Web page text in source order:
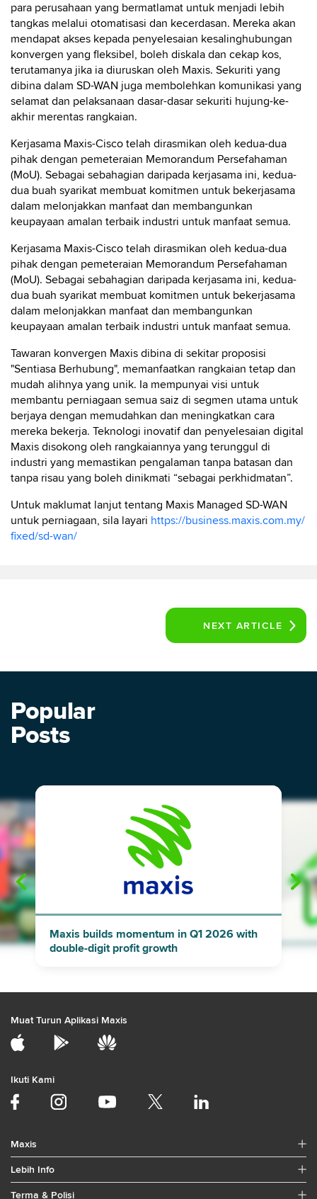
para perusahaan yang bermatlamat untuk menjadi lebih
tangkas melalui otomatisasi dan kecerdasan. Mereka akan
mendapat akses kepada penyelesaian kesalinghubungan
konvergen yang fleksibel, boleh diskala dan cekap kos,
terutamanya jika ia diuruskan oleh Maxis. Sekuriti yang
dibina dalam SD-WAN juga membolehkan komunikasi yang
selamat dan pelaksanaan dasar-dasar sekuriti hujung-ke-
akhir merentas rangkaian.
Kerjasama Maxis-Cisco telah dirasmikan oleh kedua-dua
pihak dengan pemeteraian Memorandum Persefahaman
(MoU). Sebagai sebahagian daripada kerjasama ini, kedua-
dua buah syarikat membuat komitmen untuk bekerjasama
dalam melonjakkan manfaat dan membangunkan
keupayaan amalan terbaik industri untuk manfaat semua.
Kerjasama Maxis-Cisco telah dirasmikan oleh kedua-dua
pihak dengan pemeteraian Memorandum Persefahaman
(MoU). Sebagai sebahagian daripada kerjasama ini, kedua-
dua buah syarikat membuat komitmen untuk bekerjasama
dalam melonjakkan manfaat dan membangunkan
keupayaan amalan terbaik industri untuk manfaat semua.
Tawaran konvergen Maxis dibina di sekitar proposisi
"Sentiasa Berhubung", memanfaatkan rangkaian tetap dan
mudah alihnya yang unik. Ia mempunyai visi untuk
membantu perniagaan semua saiz di segmen utama untuk
berjaya dengan memudahkan dan meningkatkan cara
mereka bekerja. Teknologi inovatif dan penyelesaian digital
Maxis disokong oleh rangkaiannya yang terunggul di
industri yang memastikan pengalaman tanpa batasan dan
tanpa risau yang boleh dinikmati “sebagai perkhidmatan”.
Untuk maklumat lanjut tentang Maxis Managed SD-WAN
untuk perniagaan, sila layari https://business.maxis.com.my/
fixed/sd-wan/
NEXT ARTICLE
Popular
Posts
"
Maxis builds momentum in Q1 2026 with
double-digit profit growth
Muat Turun Aplikasi Maxis
Ikuti Kami
Maxis
Lebih Info
Terma & Polisi